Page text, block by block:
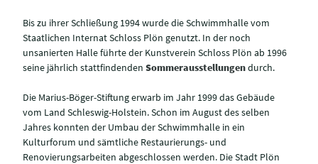
Bis zu ihrer Schließung 1994 wurde die Schwimmhalle vom
Staatlichen Internat Schloss Plön genutzt. In der noch
unsanierten Halle führte der Kunstverein Schloss Plön ab 1996
seine jährlich stattfindenden Sommerausstellungendurch.
Die Marius-Böger-Stiftung erwarb im Jahr 1999 das Gebäude
vom Land Schleswig-Holstein. Schon im August des selben
Jahres konnten der Umbau der Schwimmhalle in ein
Kulturforum und sämtliche Restaurierungs- und
Renovierungsarbeiten abgeschlossen werden. Die Stadt Plön